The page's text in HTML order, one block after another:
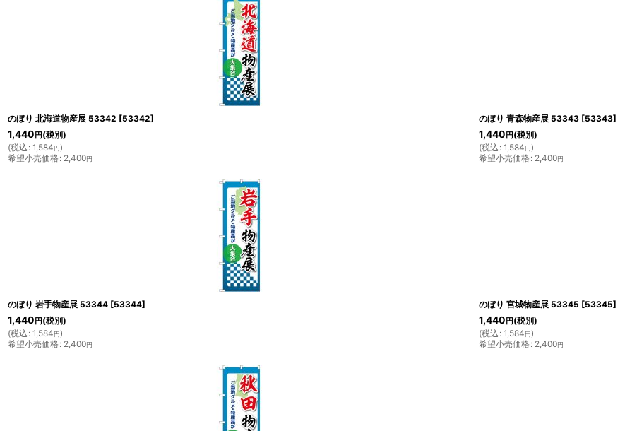
のぼり 北海道物産展 53342 [53342]
1,440 円 (税別)
(税込 : 1,584円)
希望小売価格: 2,400円
のぼり 青森物産展 53343 [53343]
1,440 円 (税別)
(税込 : 1,584円)
希望小売価格: 2,400円
のぼり 岩手物産展 53344 [53344]
1,440 円 (税別)
(税込 : 1,584円)
希望小売価格: 2,400円
のぼり 宮城物産展 53345 [53345]
1,440 円 (税別)
(税込 : 1,584円)
希望小売価格: 2,400円